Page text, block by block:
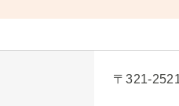
〒321-